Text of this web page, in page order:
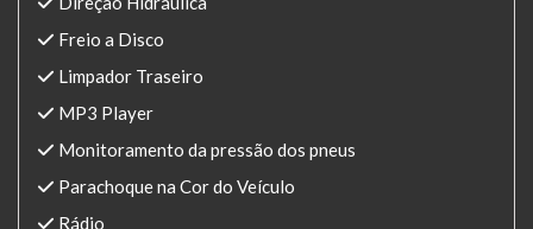
Freio a Disco
Limpador Traseiro
MP3 Player
Monitoramento da pressão dos pneus
Parachoque na Cor do Veículo
Rádio